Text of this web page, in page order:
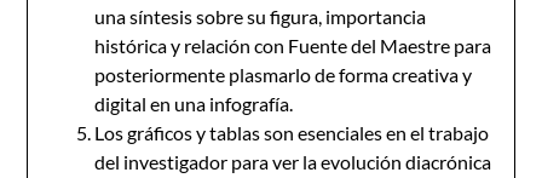
una síntesis sobre su figura, importancia
histórica y relación con Fuente del Maestre para
posteriormente plasmarlo de forma creativa y
digital en una infografía.
Los gráficos y tablas son esenciales en el trabajo
del investigador para ver la evolución diacrónica